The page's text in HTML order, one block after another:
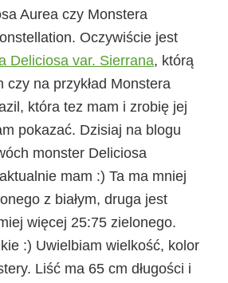
Aurea czy Monstera
Oczywiście jest
Deliciosa var. Sierrana, którą
czy na przykład Monstera
która tez mam i zrobię jej
pokazać. Dzisiaj na blogu
monster Deliciosa
mam :) Ta ma mniej
z białym, druga jest
więcej 25:75 zielonego.
:) Uwielbiam wielkość, kolor
Liść ma 65 cm długości i